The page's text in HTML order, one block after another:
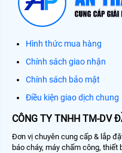
Hình thức mua hàng
Chính sách giao nhận
Chính sách bảo mật
Điều kiện giao dịch chung
CÔNG TY TNHH TM-DV
Đơn vị chuyên cung cấp & lắp
báo cháy, máy chấm công, thiết